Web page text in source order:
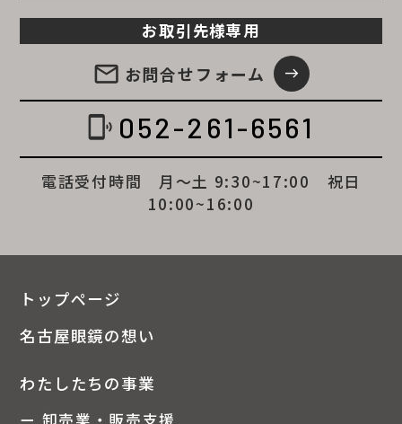
お取引先様専用
email お問合せフォーム east
phonelink_ring 052-261-6561
電話受付時間 月～土 9:30~17:00 祝日
10:00~16:00
トップページ
名古屋眼鏡の想い
わたしたちの事業
ー 卸売業・販売支援